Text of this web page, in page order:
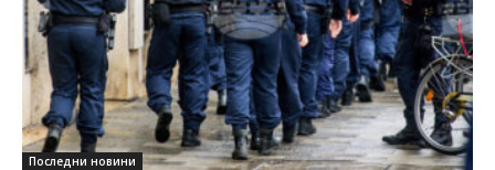
Последни новини